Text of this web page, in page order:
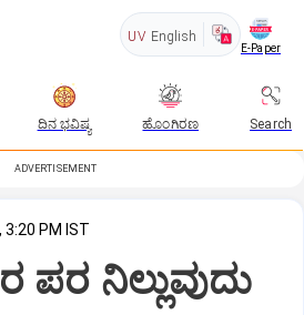
UV English
E-Paper
ದಿನ ಭವಿಷ್ಯ ಹೊಂಗಿರಣ Search
ADVERTISEMENT
3:20 PM IST
ಪರ ನಿಲ್ಲುವುದು